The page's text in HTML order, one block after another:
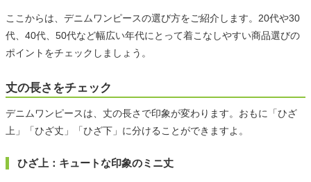
ここからは、デニムワンピースの選び方をご紹介します。20代や30
代、40代、50代など幅広い年代にとって着こなしやすい商品選びの
ポイントをチェックしましょう。
丈の長さをチェック
デニムワンピースは、丈の長さで印象が変わります。おもに「ひざ
上」「ひざ丈」「ひざ下」に分けることができますよ。
ひざ上：キュートな印象のミニ丈